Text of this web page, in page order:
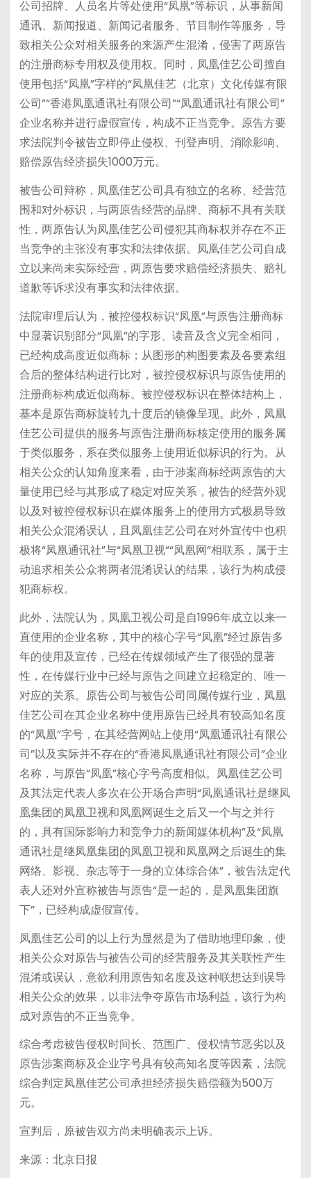
公司招牌、人员名片等处使用“凤凰”等标识，从事新闻
通讯、新闻报道、新闻记者服务、节目制作等服务，导
致相关公众对相关服务的来源产生混淆，侵害了两原告
的注册商标专用权及使用权。同时，凤凰佳艺公司擅自
使用包括“凤凰”字样的“凤凰佳艺（北京）文化传媒有限
公司”“香港凤凰通讯社有限公司”“凤凰通讯社有限公司”
企业名称并进行虚假宣传，构成不正当竞争。原告方要
求法院判令被告立即停止侵权、刊登声明、消除影响、
赔偿原告经济损失1000万元。
被告公司辩称，凤凰佳艺公司具有独立的名称、经营范
围和对外标识，与两原告经营的品牌、商标不具有关联
性，两原告认为凤凰佳艺公司侵犯其商标权并存在不正
当竞争的主张没有事实和法律依据。凤凰佳艺公司自成
立以来尚未实际经营，两原告要求赔偿经济损失、赔礼
道歉等诉求没有事实和法律依据。
法院审理后认为，被控侵权标识“凤凰”与原告注册商标
中显著识别部分“凤凰”的字形、读音及含义完全相同，
已经构成高度近似商标；从图形的构图要素及各要素组
合后的整体结构进行比对，被控侵权标识与原告使用的
注册商标构成近似商标。被控侵权标识在整体结构上，
基本是原告商标旋转九十度后的镜像呈现。此外，凤凰
佳艺公司提供的服务与原告注册商标核定使用的服务属
于类似服务，系在类似服务上使用近似标识的行为。从
相关公众的认知角度来看，由于涉案商标经两原告的大
量使用已经与其形成了稳定对应关系，被告的经营外观
以及对被控侵权标识在媒体服务上的使用方式极易导致
相关公众混淆误认，且凤凰佳艺公司在对外宣传中也积
极将“凤凰通讯社”与“凤凰卫视”“凤凰网”相联系，属于主
动追求相关公众将两者混淆误认的结果，该行为构成侵
犯商标权。
此外，法院认为，凤凰卫视公司是自1996年成立以来一
直使用的企业名称，其中的核心字号“凤凰”经过原告多
年的使用及宣传，已经在传媒领域产生了很强的显著
性，在传媒行业中已经与原告之间建立起稳定的、唯一
对应的关系。原告公司与被告公司同属传媒行业，凤凰
佳艺公司在其企业名称中使用原告已经具有较高知名度
的“凤凰”字号，在其经营网站上使用“凤凰通讯社有限公
司”以及实际并不存在的“香港凤凰通讯社有限公司”企业
名称，与原告“凤凰”核心字号高度相似。凤凰佳艺公司
及其法定代表人多次在公开场合声明“凤凰通讯社是继凤
凰集团的凤凰卫视和凤凰网诞生之后又一个与之并行
的，具有国际影响力和竞争力的新闻媒体机构”及“凤凰
通讯社是继凤凰集团的凤凰卫视和凤凰网之后诞生的集
网络、影视、杂志等于一身的立体综合体”，被告法定代
表人还对外宣称被告与原告“是一起的，是凤凰集团旗
下”，已经构成虚假宣传。
凤凰佳艺公司的以上行为显然是为了借助地理印象，使
相关公众对原告与被告公司的经营服务及其关联性产生
混淆或误认，意欲利用原告知名度及这种联想达到误导
相关公众的效果，以非法争夺原告市场利益，该行为构
成对原告的不正当竞争。
综合考虑被告侵权时间长、范围广、侵权情节恶劣以及
原告涉案商标及企业字号具有较高知名度等因素，法院
综合判定凤凰佳艺公司承担经济损失赔偿额为500万
元。
宣判后，原被告双方尚未明确表示上诉。
来源：北京日报